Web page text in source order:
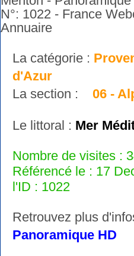
La catégorie :
d'Azur
La section : 06 -
Le littoral : Mer
Nombre de visites :
Référencé le : 17
l'ID : 1022
Retrouvez plus
Panoramique HD